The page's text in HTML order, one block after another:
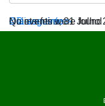
< Dia anterior
Quinta-feira, 31 Julho
Dia seguinte >
No events were found